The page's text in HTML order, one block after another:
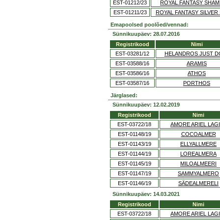
EST-01212/23
ROYAL FANTASY
EST-01211/23
ROYAL FANTASY SILVER
Emapoolsed poolõed/vennad:
Sünnikuupäev: 28.07.2016
Registrikood
Nimi
EST-03281/12
HELANDROS JUST
EST-03588/16
ARAMIS
EST-03586/16
ATHOS
EST-03587/16
PORTHOS
Järglased:
Sünnikuupäev: 12.02.2019
Registrikood
Nimi
EST-03722/18
AMORE ARIEL
EST-01148/19
COCOALMER
EST-01143/19
ELLYALLMERE
EST-01144/19
LOREALMERA
EST-01145/19
MILOALMEERI
EST-01147/19
SAMMYALMERO
EST-01146/19
SÄDEALMERELI
Sünnikuupäev: 14.03.2021
Registrikood
Nimi
EST-03722/18
AMORE ARIEL